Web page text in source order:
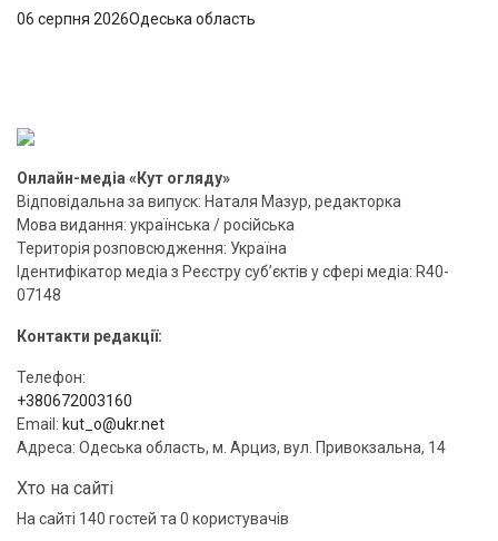
06 серпня 2026Одеська область
Онлайн-медіа «Кут огляду»
Відповідальна за випуск: Наталя Мазур, редакторка
Мова видання: українська / російська
Територія розповсюдження: Україна
Ідентифікатор медіа з Реєстру суб’єктів у сфері медіа: R40-
07148
Контакти редакції:
Телефон:
+380672003160
Email: kut_o@ukr.net
Адреса: Одеська область, м. Арциз, вул. Привокзальна, 14
Хто на сайті
На сайті 140 гостей та 0 користувачів